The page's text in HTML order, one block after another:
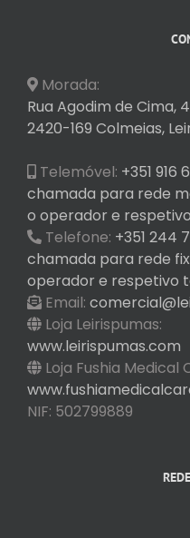
Morada:
Rua Agodim de Cima,
2420-169 Colmeias,
Telemóvel: +351 916
chamada para rede
o operador e
Telefone: +351 244
chamada para rede
operador e respetivo
Email:
Loja Leirispumas:
www.leirispumas.com
Loja Fushia Medical
NIF: 502799889